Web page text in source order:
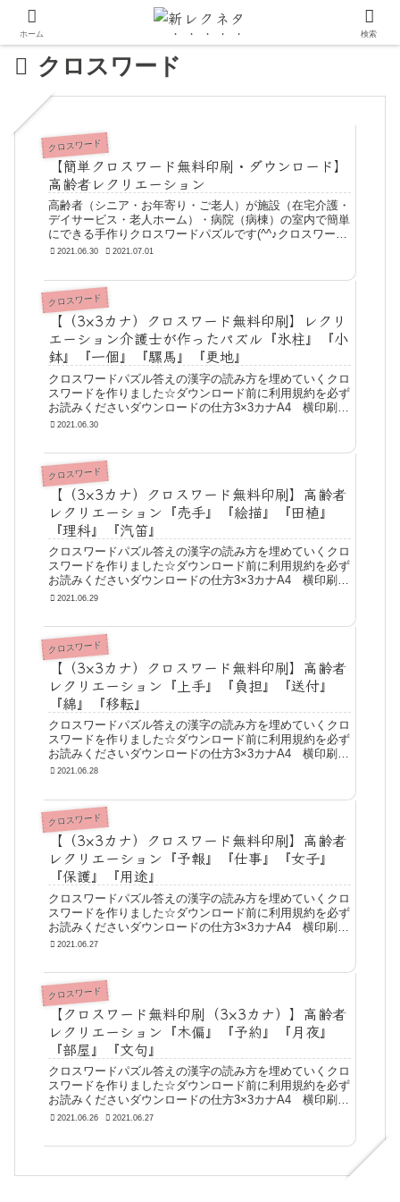
クロスワード
クロスワード
【簡単クロスワード無料印刷・ダウンロード】
高齢者レクリエーション
高齢者（シニア・お年寄り・ご老人）が施設（在宅介護・
デイサービス・老人ホーム）・病院（病棟）の室内で簡単
にできる手作りクロスワードパズルです(^^♪クロスワード
パズル3×3カナ答えの漢字の読み方を埋めていくクロスワ
2021.06.30 2021.07.01
クロスワード
【（3×3カナ）クロスワード無料印刷】レクリ
エーション介護士が作ったパズル『氷柱』『小
鉢』『一個』『騾馬』『更地』
クロスワードパズル答えの漢字の読み方を埋めていくクロ
スワードを作りました☆ダウンロード前に利用規約を必ず
お読みくださいダウンロードの仕方3×3カナA4 横印刷
問題A4 横印刷 答えA4 横印刷 問題＋答え
2021.06.30
クロスワード
【（3×3カナ）クロスワード無料印刷】高齢者
レクリエーション『売手』『絵描』『田植』
『理科』『汽笛』
クロスワードパズル答えの漢字の読み方を埋めていくクロ
スワードを作りました☆ダウンロード前に利用規約を必ず
お読みくださいダウンロードの仕方3×3カナA4 横印刷
問題A4 横印刷 答えA4 横印刷 問題＋答え
2021.06.29
クロスワード
【（3×3カナ）クロスワード無料印刷】高齢者
レクリエーション『上手』『負担』『送付』
『綿』『移転』
クロスワードパズル答えの漢字の読み方を埋めていくクロ
スワードを作りました☆ダウンロード前に利用規約を必ず
お読みくださいダウンロードの仕方3×3カナA4 横印刷
問題A4 横印刷 答えA4 横印刷 問題＋答え
2021.06.28
クロスワード
【（3×3カナ）クロスワード無料印刷】高齢者
レクリエーション『予報』『仕事』『女子』
『保護』『用途』
クロスワードパズル答えの漢字の読み方を埋めていくクロ
スワードを作りました☆ダウンロード前に利用規約を必ず
お読みくださいダウンロードの仕方3×3カナA4 横印刷
問題A4 横印刷 答えA4 横印刷 問題＋答え
2021.06.27
クロスワード
【クロスワード無料印刷（3×3カナ）】高齢者
レクリエーション『木偏』『予約』『月夜』
『部屋』『文句』
クロスワードパズル答えの漢字の読み方を埋めていくクロ
スワードを作りました☆ダウンロード前に利用規約を必ず
お読みくださいダウンロードの仕方3×3カナA4 横印刷
問題A4 横印刷 答えA4 横印刷 問題＋答え
2021.06.26 2021.06.27
ホーム 検索